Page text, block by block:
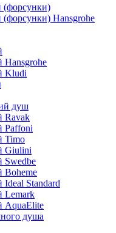
(форсунки)
Hansgrohe
Kludi
душ
Ravak
Paffoni
Timo
Giulini
Swedbe
Boheme
Standard
Lemark
AquaElite
душа